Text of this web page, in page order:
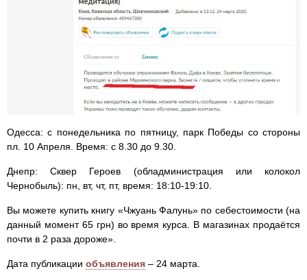
Одесса: с понедельника по пятницу, парк Победы со стороны
пл. 10 Апреля. Время: с 8.30 до 9.30.
Днепр: Сквер Героев (обладминистрация или колокол
Чернобыль): пн, вт, чт, пт, время: 18:10-19:10.
Вы можете купить книгу «Чжуань Фалунь» по себестоимости (на
данный момент 65 грн) во время курса. В магазинах продаётся
почти в 2 раза дороже».
Дата публикации объявления – 24 марта.